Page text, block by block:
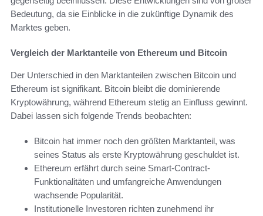
Bedeutung, da sie Einblicke in die zukünftige Dynamik des
Marktes geben.
Vergleich der Marktanteile von Ethereum und Bitcoin
Der Unterschied in den Marktanteilen zwischen Bitcoin und
Ethereum ist signifikant. Bitcoin bleibt die dominierende
Kryptowährung, während Ethereum stetig an Einfluss gewinnt.
Dabei lassen sich folgende Trends beobachten:
Bitcoin hat immer noch den größten Marktanteil, was
seines Status als erste Kryptowährung geschuldet ist.
Ethereum erfährt durch seine Smart-Contract-
Funktionalitäten und umfangreiche Anwendungen
wachsende Popularität.
Institutionelle Investoren richten zunehmend ihr